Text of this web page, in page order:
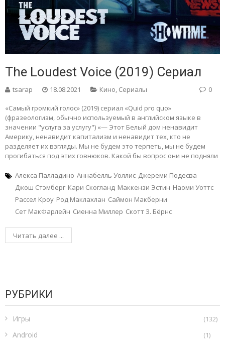
The Loudest Voice (2019) Сериал
tsarap 18.08.2021 Кино, Сериалы 0
«Самый громкий голос» (2019) сериал «Quid pro quo»
(фразеологизм, обычно используемый в английском языке в
значении "услуга за услугу") «— Этот Белый дом ненавидит
Америку, ненавидит капитализм и ненавидит тех, кто не
разделяет их взгляды. Мы не будем это терпеть, мы не будем
прогибаться под этих говнюков. Какой бы вопрос они не подняли
Алекса Палладино Аннабелль Уоллис Джереми Подесва
Джош Стэмберг Кари Скогланд Маккензи Эстин Наоми Уоттс
Рассел Кроу Род Маклахлан Саймон Макберни
Сет МакФарлейн Сиенна Миллер Скотт З. Бёрнс
Читать далее ...
РУБРИКИ
Игры (132)
Android (1)